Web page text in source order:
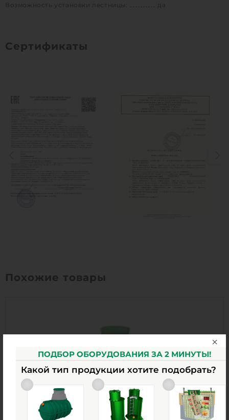
Возможность установки лестницы:
да
Сертификаты
Похожие товары
ПОДБОР ОБОРУДОВАНИЯ ЗА 2 МИНУТЫ!
Какой тип продукции хотите подобрать?